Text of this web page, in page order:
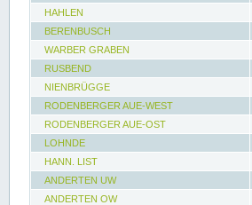
HAHLEN
BERENBUSCH
WARBER GRABEN
RUSBEND
NIENBRÜGGE
RODENBERGER AUE-WEST
RODENBERGER AUE-OST
LOHNDE
HANN. LIST
ANDERTEN UW
ANDERTEN OW